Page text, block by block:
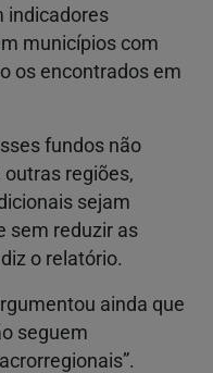
indicadores
municípios com
os encontrados em
fundos não
regiões,
sejam
sem reduzir as
o relatório.
ainda que
seguem